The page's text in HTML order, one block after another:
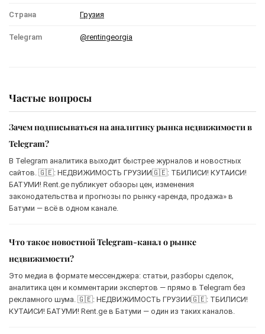
Страна Грузия
Telegram @rentingeorgia
Частые вопросы
Зачем подписываться на аналитику рынка недвижимости в
Telegram?
В Telegram аналитика выходит быстрее журналов и новостных
сайтов. 🇬🇪: НЕДВИЖИМОСТЬ ГРУЗИИ🇬🇪: ТБИЛИСИ! КУТАИСИ!
БАТУМИ! Rent.ge публикует обзоры цен, изменения
законодательства и прогнозы по рынку «аренда, продажа» в
Батуми — всё в одном канале.
Что такое новостной Telegram-канал о рынке
недвижимости?
Это медиа в формате мессенджера: статьи, разборы сделок,
аналитика цен и комментарии экспертов — прямо в Telegram без
рекламного шума. 🇬🇪: НЕДВИЖИМОСТЬ ГРУЗИИ🇬🇪: ТБИЛИСИ!
КУТАИСИ! БАТУМИ! Rent.ge в Батуми — один из таких каналов.